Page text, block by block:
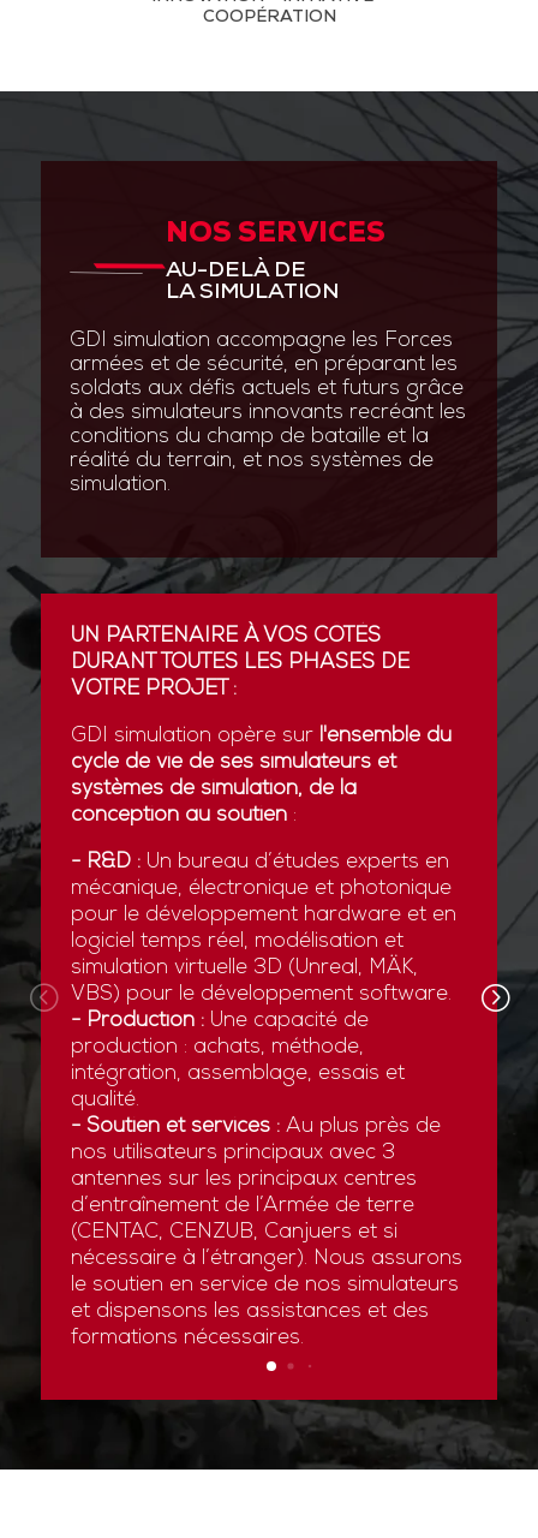
COOPÉRATION
NOS SERVICES
AU-DELÀ DE
LA SIMULATION
GDI simulation accompagne les Forces
armées et de sécurité, en préparant les
soldats aux défis actuels et futurs grâce
à des simulateurs innovants recréant les
conditions du champ de bataille et la
réalité du terrain, et nos systèmes de
simulation.
UN PARTENAIRE À VOS CÔTÉS
DURANT TOUTES LES PHASES DE
VOTRE PROJET :
GDI simulation opère sur l'ensemble du
cycle de vie de ses simulateurs et
systèmes de simulation, de la
conception au soutien:
- R&D :Un bureau d’études experts en
mécanique, électronique et photonique
pour le développement hardware et en
logiciel temps réel, modélisation et
simulation virtuelle 3D (Unreal, MÄK,
VBS) pour le développement software.
- Production :Une capacité de
production : achats, méthode,
intégration, assemblage, essais et
qualité.
- Soutien et services :Au plus près de
nos utilisateurs principaux avec 3
antennes sur les principaux centres
d’entraînement de l’Armée de terre
(CENTAC, CENZUB, Canjuers et si
nécessaire à l’étranger). Nous assurons
le soutien en service de nos simulateurs
et dispensons les assistances et des
formations nécessaires.